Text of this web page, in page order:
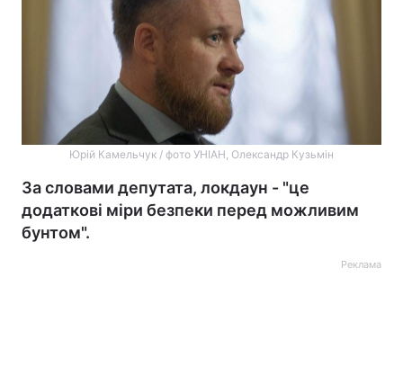
Юрій Камельчук / фото УНІАН, Олександр Кузьмін
За словами депутата, локдаун - "це
додаткові міри безпеки перед можливим
бунтом".
Реклама